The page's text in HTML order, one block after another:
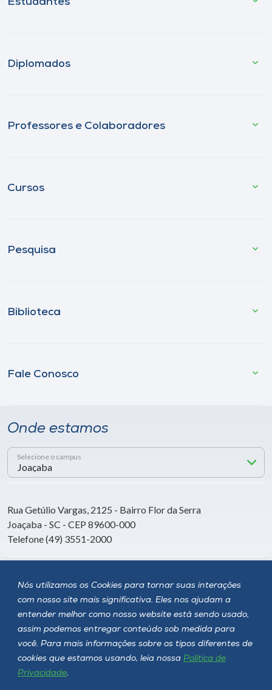
Nós utilizamos os Cookies para tornar suas interações
com nosso site mais significativa. Eles nos ajudam a
entender melhor como nosso website está sendo usado,
assim podemos entregar conteúdo sob medida para
você. Para mais informações sobre os tipos diferentes de
cookies que estamos usando, leia nossa Política de
Privacidade.
Diplomados
Professores e Colaboradores
Cursos
Pesquisa
Biblioteca
Fale Conosco
Onde estamos
Selecione o campus
Rua Getúlio Vargas, 2125 - Bairro Flor da Serra
Joaçaba - SC - CEP 89600-000
Telefone (49) 3551-2000
Siga a Unoesc